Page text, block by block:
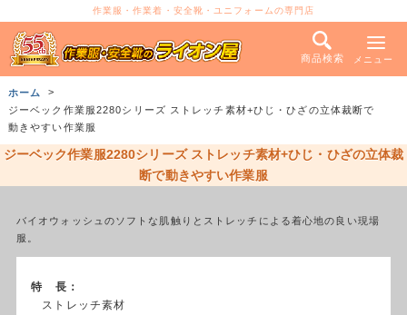
作業服・作業着・安全靴・ユニフォームの専門店
商品検索 メニュー
ホーム
ジーベック作業服2280シリーズ ストレッチ素材+ひじ・ひざの立体裁断で
動きやすい作業服
ジーベック作業服2280シリーズ ストレッチ素材+ひじ・ひざの立体裁
断で動きやすい作業服
バイオウォッシュのソフトな肌触りとストレッチによる着心地の良い現場
服。
特 長：
ストレッチ素材